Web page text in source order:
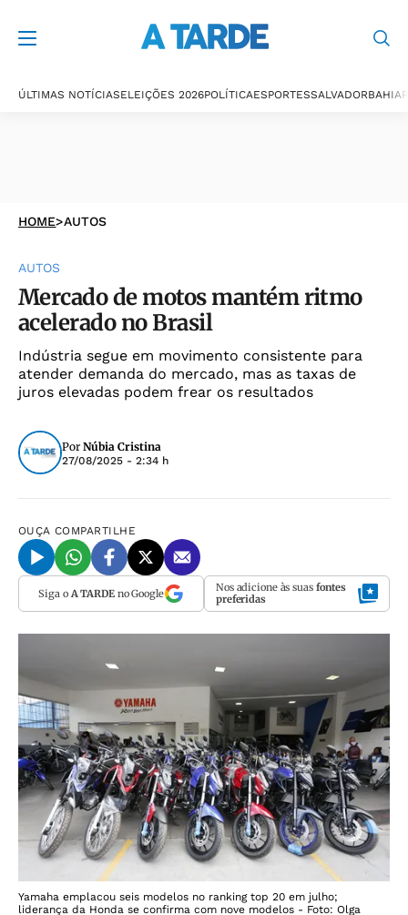
ÚLTIMAS NOTÍCIASELEIÇÕES 2026POLÍTICAESPORTESSALVADORBAHIA
HOME>AUTOS
AUTOS
Mercado de motos mantém ritmo
acelerado no Brasil
Indústria segue em movimento consistente para
atender demanda do mercado, mas as taxas de
juros elevadas podem frear os resultados
Por Núbia Cristina
27/08/2025 - 2:34 h
OUÇA COMPARTILHE
Siga o A TARDEno Google Nos adicione às suas fontes
preferidas
Yamaha emplacou seis modelos no ranking top 20 em julho;
liderança da Honda se confirma com nove modelos - Foto: Olga